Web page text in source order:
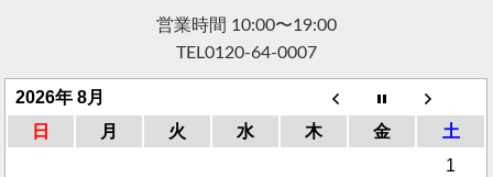
営業時間 10:00〜19:00
TEL0120-64-0007
2026年 8月
日
月 火 水 木 金
土
1